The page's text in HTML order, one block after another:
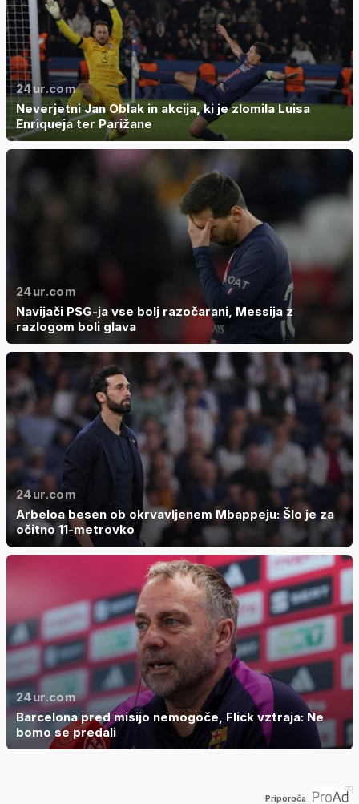
24ur.com
Neverjetni Jan Oblak in akcija, ki je zlomila Luisa
Enriqueja ter Parižane
24ur.com
Navijači PSG-ja vse bolj razočarani, Messija z
razlogom boli glava
24ur.com
Arbeloa besen ob okrvavljenem Mbappeju: Šlo je za
očitno 11-metrovko
24ur.com
Barcelona pred misijo nemogoče, Flick vztraja: Ne
bomo se predali
Priporoča